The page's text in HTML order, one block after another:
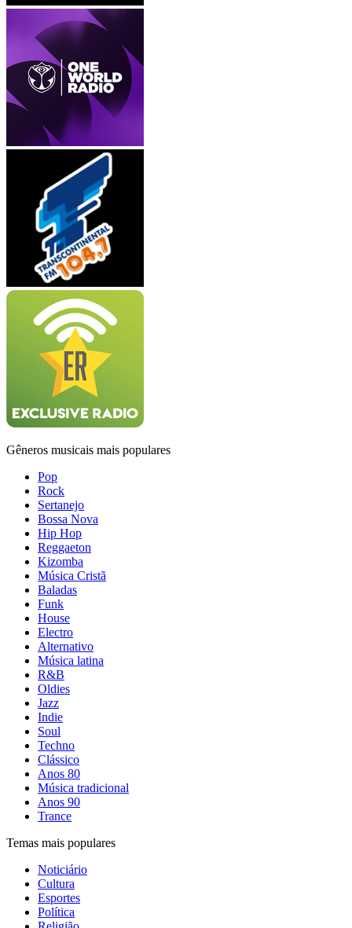
Gêneros musicais mais populares
Pop
Rock
Sertanejo
Bossa Nova
Hip Hop
Reggaeton
Kizomba
Música Cristã
Baladas
Funk
House
Electro
Alternativo
Música latina
R&B
Oldies
Jazz
Indie
Soul
Techno
Clássico
Anos 80
Música tradicional
Anos 90
Trance
Temas mais populares
Noticiário
Cultura
Esportes
Política